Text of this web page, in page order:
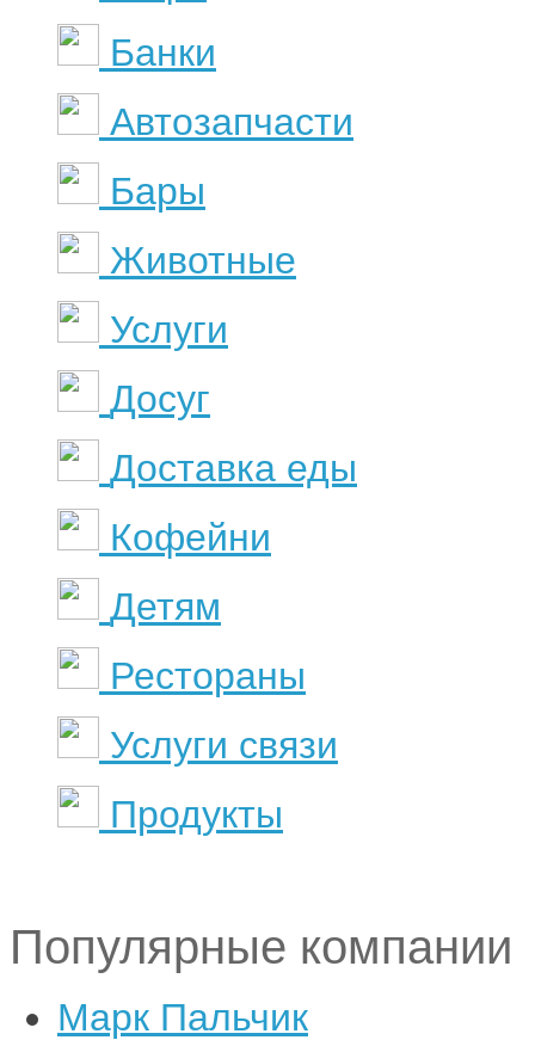
Банки
Автозапчасти
Бары
Животные
Услуги
Досуг
Доставка еды
Кофейни
Детям
Рестораны
Услуги связи
Продукты
Популярные компании
Марк Пальчик